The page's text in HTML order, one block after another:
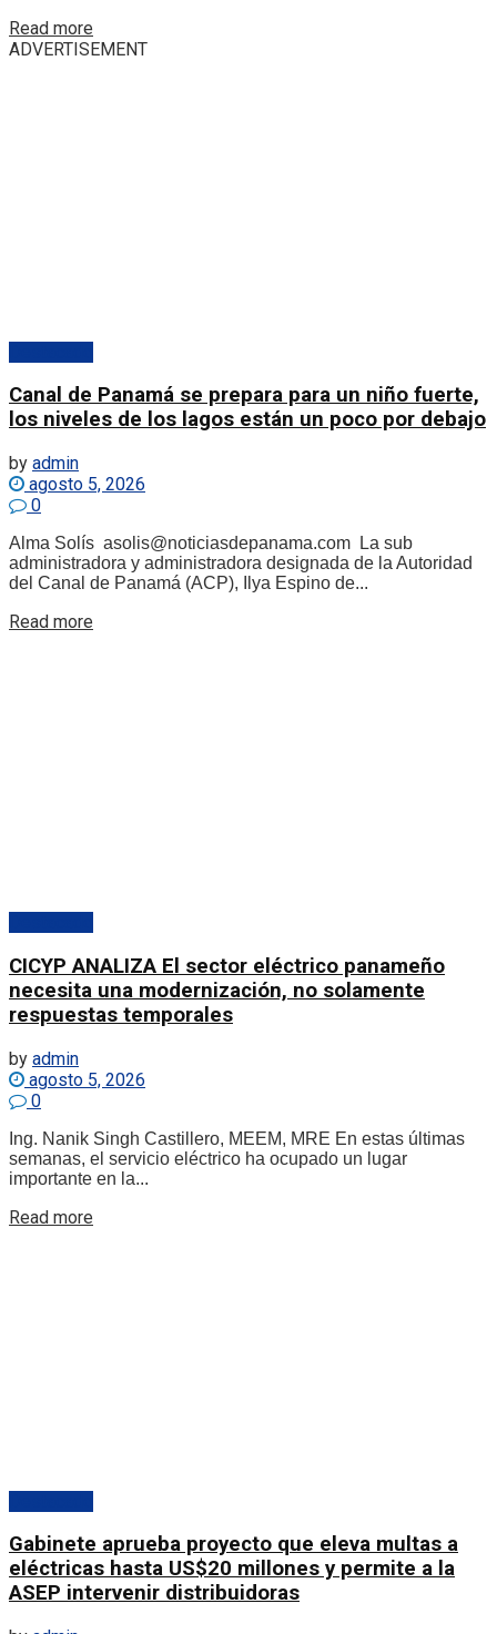
Read more
ADVERTISEMENT
Canal de Panamá se prepara para un niño fuerte,
los niveles de los lagos están un poco por debajo
by admin
agosto 5, 2026
0
Alma Solís asolis@noticiasdepanama.com La sub
administradora y administradora designada de la Autoridad
del Canal de Panamá (ACP), Ilya Espino de...
Read more
CICYP ANALIZA El sector eléctrico panameño
necesita una modernización, no solamente
respuestas temporales
by admin
agosto 5, 2026
0
Ing. Nanik Singh Castillero, MEEM, MRE En estas últimas
semanas, el servicio eléctrico ha ocupado un lugar
importante en la...
Read more
Gabinete aprueba proyecto que eleva multas a
eléctricas hasta US$20 millones y permite a la
ASEP intervenir distribuidoras